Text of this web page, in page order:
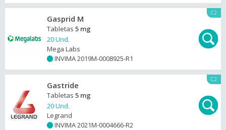
C2
Gasprid M
Tabletas 5 mg
20 Und.
Mega Labs
INVIMA 2019M-0008925-R1
C2
Gastride
Tabletas 5 mg
20 Und.
Legrand
INVIMA 2021M-0004666-R2